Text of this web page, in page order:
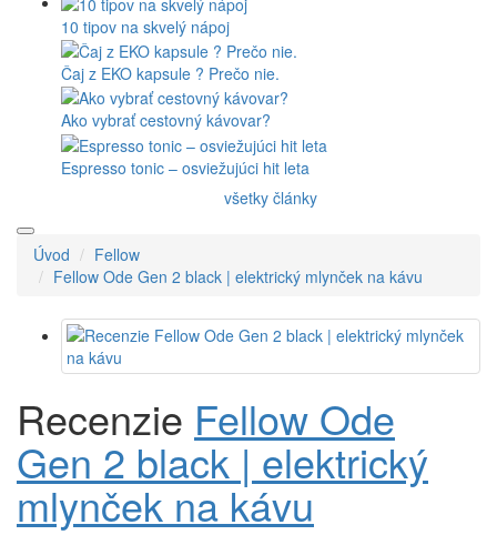
10 tipov na skvelý nápoj
Čaj z EKO kapsule ? Prečo nie.
Ako vybrať cestovný kávovar?
Espresso tonic – osviežujúci hit leta
všetky články
Úvod
Fellow
Fellow Ode Gen 2 black | elektrický mlynček na kávu
Recenzie Fellow Ode
Gen 2 black | elektrický
mlynček na kávu